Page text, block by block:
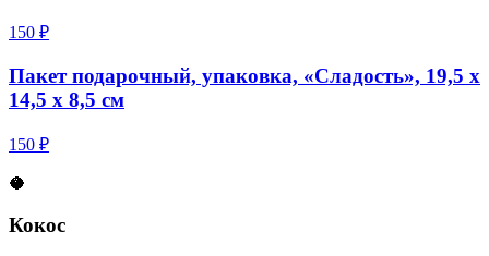
150 ₽
Пакет подарочный, упаковка, «Сладость», 19,5 х
14,5 х 8,5 см
150 ₽
🥥
Кокос